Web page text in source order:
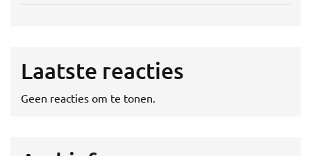
Laatste reacties
Geen reacties om te tonen.